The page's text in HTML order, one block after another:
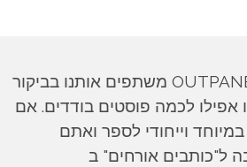
כותבים אורחים ב OUTPANEL משתפים אותנו בביקור
אפילו לכמה פוסטים בודדים. אם
וייחודי לספר ואתם
ל"כותבים אורחים" ב